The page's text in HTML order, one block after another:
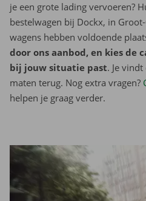
je een grote lading vervoeren?
bestelwagen bij Dockx, in
wagens hebben voldoende
door ons aanbod, en kies de
bij jouw situatie past. Je
maten terug. Nog extra vragen?
helpen je graag verder.